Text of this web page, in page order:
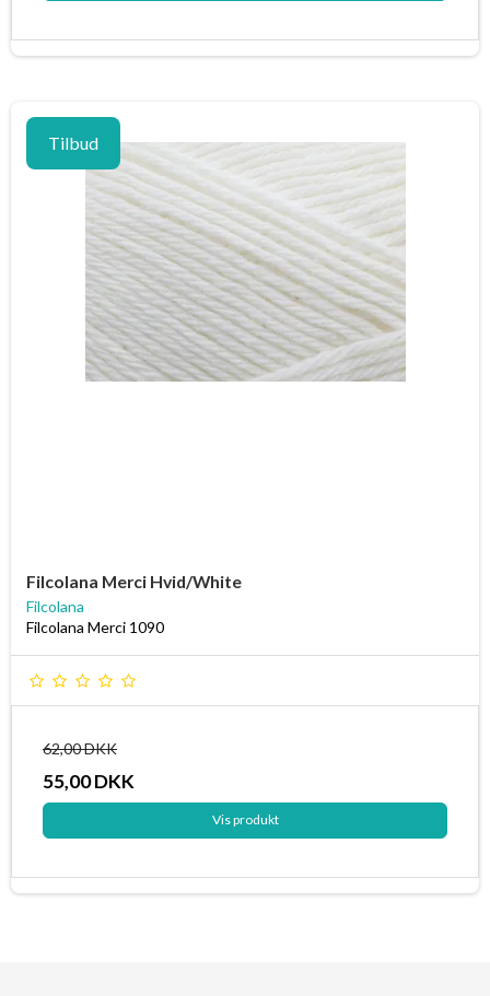
Tilbud
Filcolana Merci Hvid/White
Filcolana
Filcolana Merci 1090
62,00 DKK
55,00 DKK
Vis produkt